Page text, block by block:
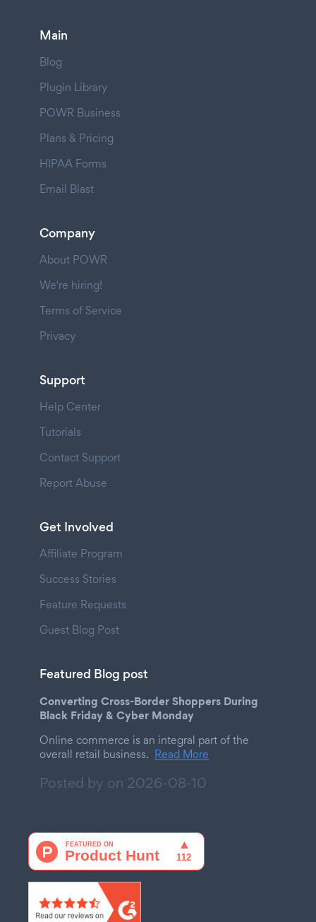
Main
Blog
Plugin Library
POWR Business
Plans & Pricing
HIPAA Forms
Email Blast
Company
About POWR
We're hiring!
Terms of Service
Privacy
Support
Help Center
Tutorials
Contact Support
Report Abuse
Get Involved
Affiliate Program
Success Stories
Feature Requests
Guest Blog Post
Featured Blog post
Converting Cross-Border Shoppers During
Black Friday & Cyber Monday
Online commerce is an integral part of the
overall retail business. Read More
Posted by on 2026-08-10